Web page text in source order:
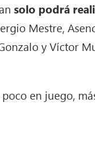
solo podrá
Mestre,
y Víctor
en juego,